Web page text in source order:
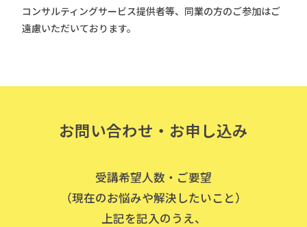
コンサルティングサービス提供者等、同業の方のご参加はご
遠慮いただいております。
お問い合わせ ・お申し込み
受講希望人数・ご要望
（現在のお悩みや解決したいこと）
上記を記入のうえ、